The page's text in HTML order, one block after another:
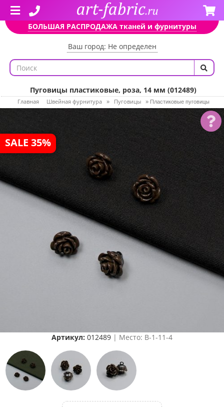
БОЛЬШАЯ РАСПРОДАЖА тканей и фурнитуры
Ваш город: Не определен
Пуговицы пластиковые, роза, 14 мм (012489)
Главная Швейная фурнитура » Пуговицы » Пластиковые пуговицы
SALE 35%
Артикул: 012489 | Место: B-1-11-4